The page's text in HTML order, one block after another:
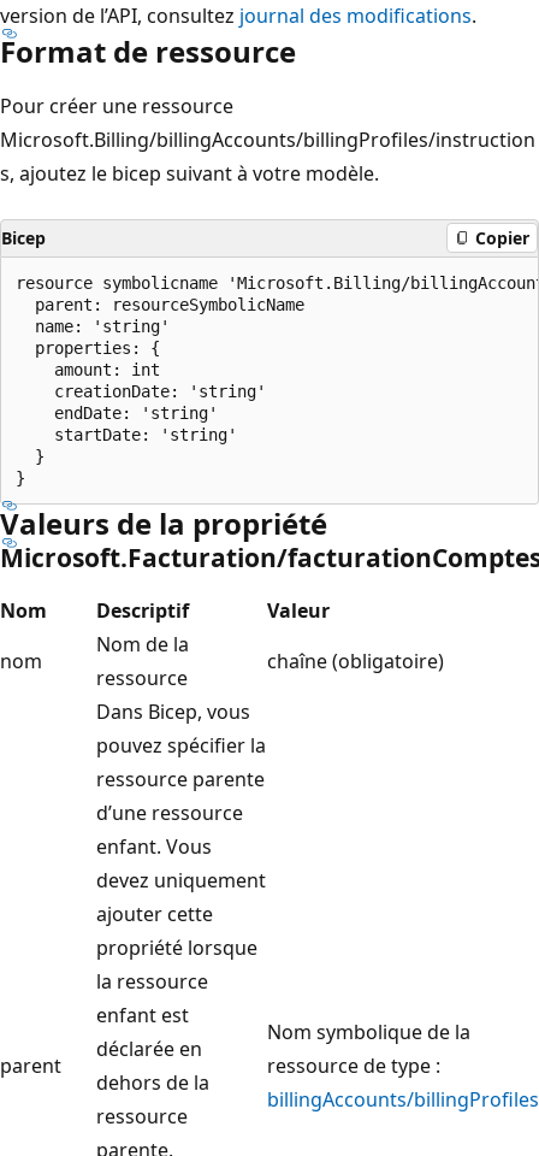
version de l’API, consultez journal des modifications.
Format de ressource
Pour créer une ressource
Microsoft.Billing/billingAccounts/billingProfiles/instruction
s, ajoutez le bicep suivant à votre modèle.
Bicep Copier
resource symbolicname 'Microsoft.Billing/
  parent: resourceSymbolicName
  name: 'string'
  properties: {
    amount: int
    creationDate: 'string'
    endDate: 'string'
    startDate: 'string'
  }
Valeurs de la propriété
Microsoft.Facturation/
Nom Descriptif
Valeur
nom
Nom de la
ressource
chaîne (obligatoire)
parent
Dans Bicep, vous
pouvez spécifier la
ressource parente
d’une ressource
enfant. Vous
devez uniquement
ajouter cette
propriété lorsque
la ressource
enfant est
déclarée en
dehors de la
ressource
parente.
Nom symbolique de la
ressource de type :
billingAccounts/billingProfiles